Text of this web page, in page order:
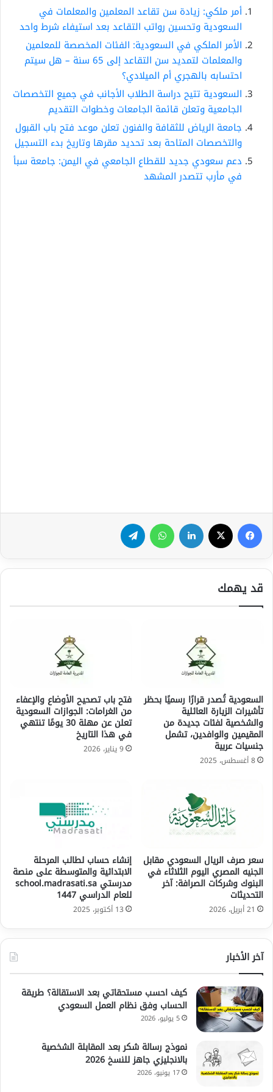
أمر ملكي: زيادة سن تقاعد المعلمين والمعلمات في
السعودية وتحسين رواتب التقاعد بعد استيفاء شرط واحد
الأمر الملكي في السعودية: الفئات المخصصة للمعلمين
والمعلمات لتمديد سن التقاعد إلى 65 سنة – هل سيتم
احتسابه بالهجري أم الميلادي؟
السعودية تتيح دراسة الطلاب الأجانب في جميع التخصصات
الجامعية وتعلن قائمة الجامعات وخطوات التقديم
جامعة الرياض للثقافة والفنون تعلن موعد فتح باب القبول
والتخصصات المتاحة بعد تحديد مقرها وتاريخ بدء التسجيل
دعم سعودي جديد للقطاع الجامعي في اليمن: جامعة سبأ
في مأرب تتصدر المشهد
فيسبوك لينكدإن واتساب
قد يهمك
السعودية تُصدر قرارًا رسميًا بحظر
تأشيرات الزيارة العائلية
والشخصية لفئات جديدة من
المقيمين والوافدين، تشمل
جنسيات عربية
8 أغسطس، 2025
فتح باب تصحيح الأوضاع والإعفاء
من الغرامات: الجوازات السعودية
تعلن عن مهلة 30 يومًا تنتهي
في هذا التاريخ
9 يناير، 2026
سعر صرف الريال السعودي مقابل
الجنيه المصري اليوم الثلاثاء في
البنوك وشركات الصرافة: آخر
التحديثات
21 أبريل، 2026
إنشاء حساب لطالب المرحلة
الابتدائية والمتوسطة على منصة
مدرستي school.madrasati.sa
للعام الدراسي 1447
13 أكتوبر، 2025
آخر الأخبار
كيف احسب مستحقاتي بعد الاستقالة؟ طريقة
الحساب وفق نظام العمل السعودي
5 يوليو، 2026
نموذج رسالة شكر بعد المقابلة الشخصية
بالانجليزي جاهز للنسخ 2026
17 يونيو، 2026